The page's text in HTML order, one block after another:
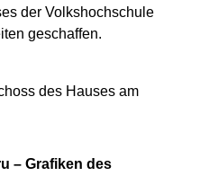
der Volkshochschule
geschaffen.
des Hauses am